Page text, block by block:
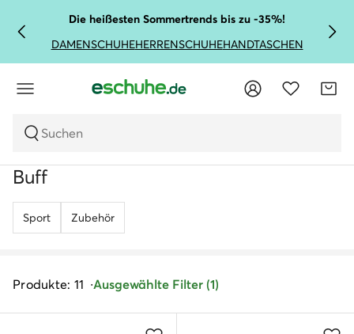
Die heißesten Sommertrends bis zu -35%!
DAMENSCHUHEHERRENSCHUHEHANDTASCHEN
Suchen
Buff
Sport Zubehör
Produkte: 11 Ausgewählte Filter (1)